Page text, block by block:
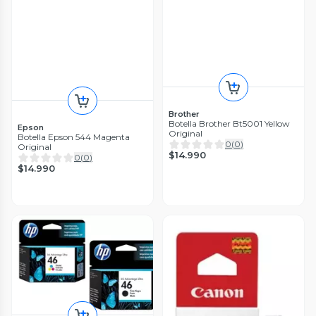
Epson
Botella Epson 544 Magenta
Original
0(0)
$14.990
Brother
Botella Brother Bt5001 Yellow
Original
0(0)
$14.990